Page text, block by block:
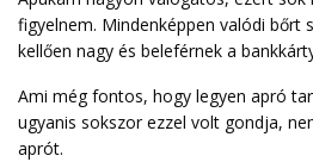
figyelnem. Mindenképpen valódi bőrt
kellően nagy és beleférnek a
Ami még fontos, hogy legyen apró
ugyanis sokszor ezzel volt gondja,
aprót.